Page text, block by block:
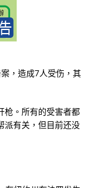
，造成7人受伤，其
枪。所有的受害者都
派有关，但目前还没